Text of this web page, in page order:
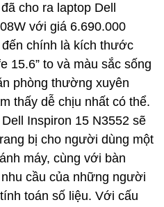
cho ra laptop Dell
với giá 6.690.000
chính là kích thước
15.6” to và màu sắc sống
phòng thường xuyên
thấy dễ chịu nhất có thể.
Inspiron 15 N3552 sẽ
bị cho người dùng một
máy, cùng với bàn
cầu của những người
toán số liệu. Với cấu